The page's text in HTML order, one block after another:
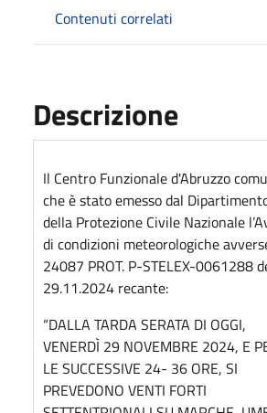
Contenuti correlati
Descrizione
Il Centro Funzionale d'Abruzzo
che è stato emesso dal
della Protezione Civile Nazionale
di condizioni meteorologiche
24087 PROT. P-STELEX-0061288
29.11.2024 recante:
“DALLA TARDA SERATA DI OGGI,
VENERDÌ 29 NOVEMBRE 2024, E
LE SUCCESSIVE 24- 36 ORE, SI
PREVEDONO VENTI FORTI